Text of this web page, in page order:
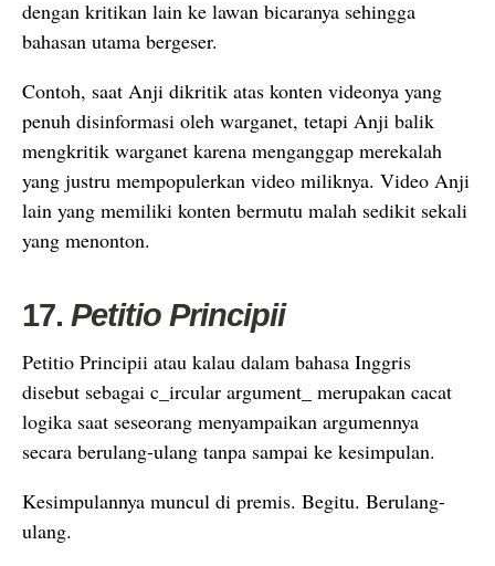
dengan kritikan lain ke lawan bicaranya sehingga
bahasan utama bergeser.
Contoh, saat Anji dikritik atas konten videonya yang
penuh disinformasi oleh warganet, tetapi Anji balik
mengkritik warganet karena menganggap merekalah
yang justru mempopulerkan video miliknya. Video Anji
lain yang memiliki konten bermutu malah sedikit sekali
yang menonton.
17. Petitio Principii
Petitio Principii atau kalau dalam bahasa Inggris
disebut sebagai c_ircular argument_ merupakan cacat
logika saat seseorang menyampaikan argumennya
secara berulang-ulang tanpa sampai ke kesimpulan.
Kesimpulannya muncul di premis. Begitu. Berulang-
ulang.